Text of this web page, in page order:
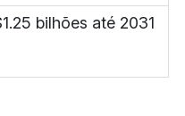
bilhões até 2031